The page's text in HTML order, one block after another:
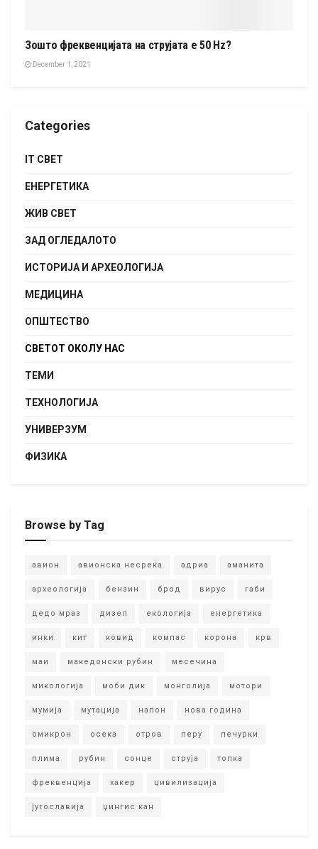
Зошто фреквенцијата на струјата е 50 Hz?
December 1, 2021
Categories
IT СВЕТ
ЕНЕРГЕТИКА
ЖИВ СВЕТ
ЗАД ОГЛЕДАЛОТО
ИСТОРИЈА И АРХЕОЛОГИЈА
МЕДИЦИНА
ОПШТЕСТВО
СВЕТОТ ОКОЛУ НАС
ТЕМИ
ТЕХНОЛОГИЈА
УНИВЕРЗУМ
ФИЗИКА
Browse by Tag
авион авионска несреќа адриа аманита
археологија бензин брод вирус габи
дедо мраз дизел екологија енергетика
инки кит ковид компас корона крв
маи македонски рубин месечина
микологија моби дик монголија мотори
мумија мутација напон нова година
омикрон осека отров перу печурки
плима рубин сонце струја топка
фреквенција хакер цивилизација
југославија џингис кан